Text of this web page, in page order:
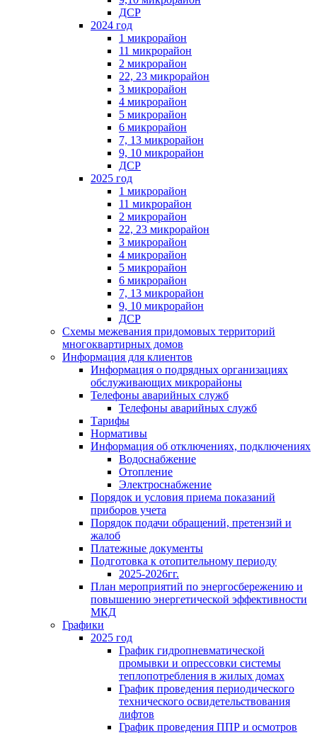
ДСР
2024 год
1 микрорайон
11 микрорайон
2 микрорайон
22, 23 микрорайон
3 микрорайон
4 микрорайон
5 микрорайон
6 микрорайон
7, 13 микрорайон
9, 10 микрорайон
ДСР
2025 год
1 микрорайон
11 микрорайон
2 микрорайон
22, 23 микрорайон
3 микрорайон
4 микрорайон
5 микрорайон
6 микрорайон
7, 13 микрорайон
9, 10 микрорайон
ДСР
Схемы межевания придомовых территорий
многоквартирных домов
Информация для клиентов
Информация о подрядных организациях
обслуживающих микрорайоны
Телефоны аварийных служб
Телефоны аварийных служб
Тарифы
Нормативы
Информация об отключениях, подключениях
Водоснабжение
Отопление
Электроснабжение
Порядок и условия приема показаний
приборов учета
Порядок подачи обращений, претензий и
жалоб
Платежные документы
Подготовка к отопительному периоду
2025-2026гг.
План мероприятий по энергосбережению и
повышению энергетической эффективности
МКД
Графики
2025 год
График гидропневматической
промывки и опрессовки системы
теплопотребления в жилых домах
График проведения периодического
технического освидетельствования
лифтов
График проведения ППР и осмотров